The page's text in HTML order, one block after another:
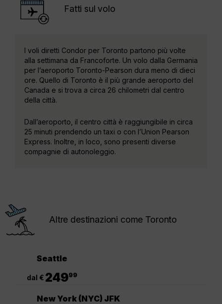
Fatti sul volo
I voli diretti Condor per Toronto partono più volte
alla settimana da Francoforte. Un volo dalla Germania
per l’aeroporto Toronto-Pearson dura meno di dieci
ore. Quello di Toronto è il più grande aeroporto del
Canada e si trova a circa 26 chilometri dal centro
della città.
Dall’aeroporto, il centro città è raggiungibile in circa
25 minuti prendendo un taxi o con l’Union Pearson
Express. Inoltre, in loco, sono presenti diverse
compagnie di autonoleggio.
Altre destinazioni come Toronto
Seattle
dal € 24999
New York (NYC) JFK